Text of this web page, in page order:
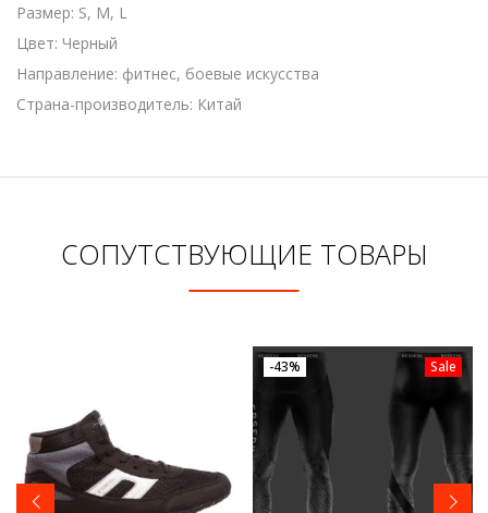
Размер: S, M, L
Цвет: Черный
Направление: фитнес, боевые искусства
Страна-производитель: Китай
СОПУТСТВУЮЩИЕ ТОВАРЫ
Sale
-43%